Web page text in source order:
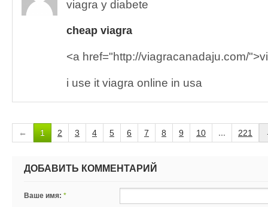
viagra y diabete
cheap viagra
<a href="http://viagracanadaju.com/
i use it viagra online in usa
← 1 2 3 4 5 6 7 8 9 10 ... 221
ДОБАВИТЬ КОММЕНТАРИЙ
Ваше имя: *